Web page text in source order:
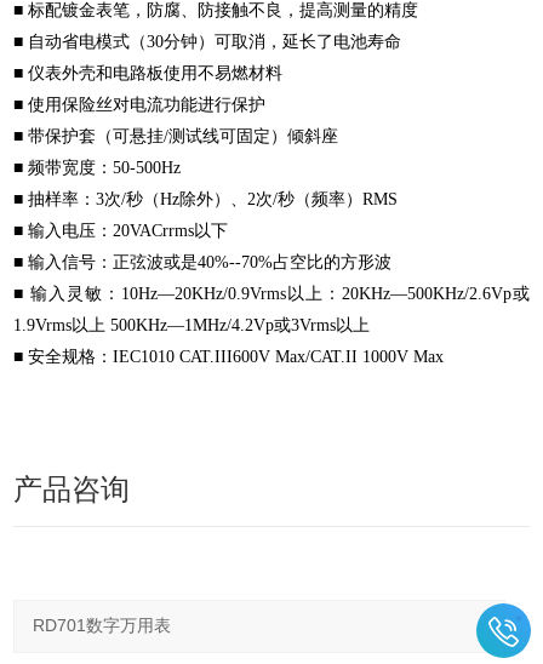
■ 标配镀金表笔，防腐、防接触不良，提高测量的精度
■ 自动省电模式（30分钟）可取消，延长了电池寿命
■ 仪表外壳和电路板使用不易燃材料
■ 使用保险丝对电流功能进行保护
■ 带保护套（可悬挂/测试线可固定）倾斜座
■ 频带宽度：50-500Hz
■ 抽样率：3次/秒（Hz除外）、2次/秒（频率）RMS
■ 输入电压：20VACrrms以下
■ 输入信号：正弦波或是40%--70%占空比的方形波
■ 输入灵敏：10Hz—20KHz/0.9Vrms以上：20KHz—500KHz/2.6Vp或
1.9Vrms以上 500KHz—1MHz/4.2Vp或3Vrms以上
■ 安全规格：IEC1010 CAT.III600V Max/CAT.II 1000V Max
产品咨询